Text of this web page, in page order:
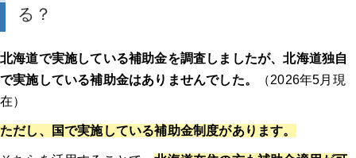
なぜ7月がエコキュートの見直しに適しているのか
る？
北海道で実施している補助金を調査しましたが、北海道独自
で実施している補助金はありませんでした。
（2026年5月現
在）
ただし、国で実施している補助金制度があります。